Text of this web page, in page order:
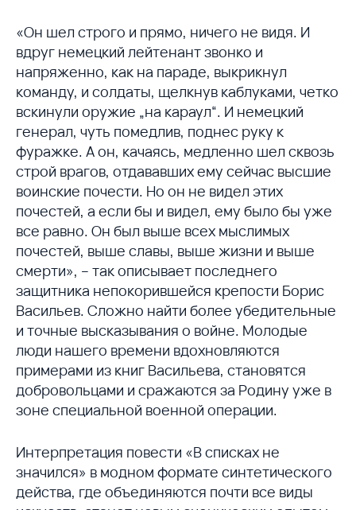
«Он шел строго и прямо, ничего не видя. И
вдруг немецкий лейтенант звонко и
напряженно, как на параде, выкрикнул
команду, и солдаты, щелкнув каблуками, четко
вскинули оружие „на караул“. И немецкий
генерал, чуть помедлив, поднес руку к
фуражке. А он, качаясь, медленно шел сквозь
строй врагов, отдававших ему сейчас высшие
воинские почести. Но он не видел этих
почестей, а если бы и видел, ему было бы уже
все равно. Он был выше всех мыслимых
почестей, выше славы, выше жизни и выше
смерти», – так описывает последнего
защитника непокорившейся крепости Борис
Васильев. Сложно найти более убедительные
и точные высказывания о войне. Молодые
люди нашего времени вдохновляются
примерами из книг Васильева, становятся
добровольцами и сражаются за Родину уже в
зоне специальной военной операции.
Интерпретация повести «В списках не
значился» в модном формате синтетического
действа, где объединяются почти все виды